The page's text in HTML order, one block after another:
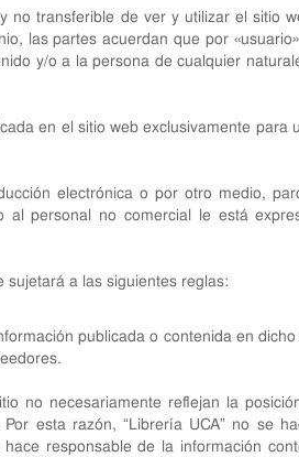
no transferible de ver y utilizar el sitio
las partes acuerdan que por
y/o a la persona de cualquier
en el sitio web exclusivamente
electrónica o por otro medio,
al personal no comercial le está
sujetará a las siguientes reglas:
publicada o contenida en
no necesariamente reflejan la
esta razón, “Librería UCA” no se
responsable de la información